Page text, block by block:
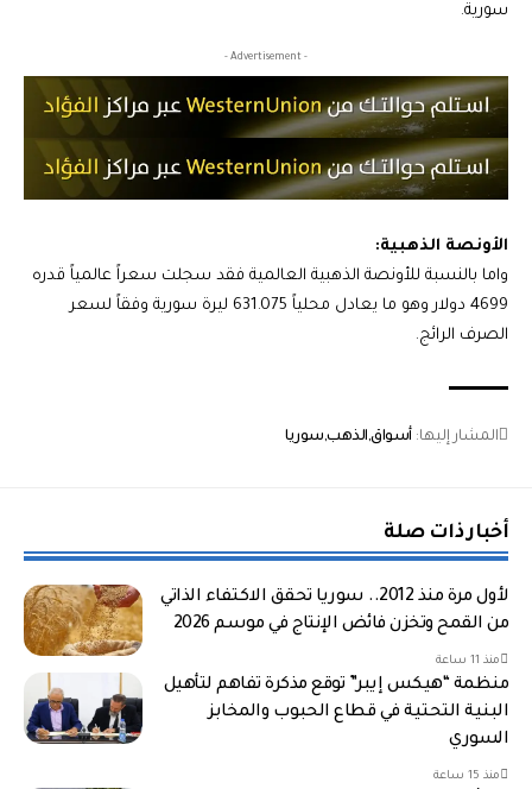
سورية.
- Advertisement -
الأونصة الذهبية:
واما بالنسبة للأونصة الذهبية العالمية فقد سجلت سعراً عالمياً قدره
4699 دولار وهو ما يعادل محلياً 631.075 ليرة سورية وفقاً لسعر
الصرف الرائج.
المشار إليها: أسواق الذهب سوريا
أخبار ذات صلة
لأول مرة منذ 2012.. سوريا تحقق الاكتفاء الذاتي
من القمح وتخزن فائض الإنتاج في موسم 2026
منذ 11 ساعة
منظمة “هيكس إيبر” توقع مذكرة تفاهم لتأهيل
البنية التحتية في قطاع الحبوب والمخابز
السوري
منذ 15 ساعة